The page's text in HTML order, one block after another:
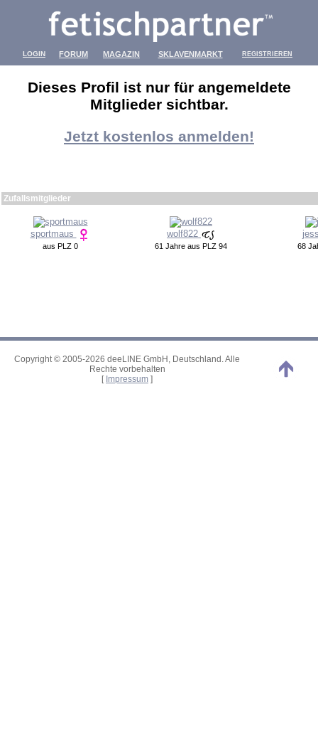
LOGIN FORUM MAGAZIN SKLAVENMARKT REGISTRIEREN
Dieses Profil ist nur für angemeldete
Mitglieder sichtbar.
Jetzt kostenlos anmelden!
Copyright © 2005-2026 deeLINE GmbH, Deutschland. Alle
Rechte vorbehalten
[ Impressum ]